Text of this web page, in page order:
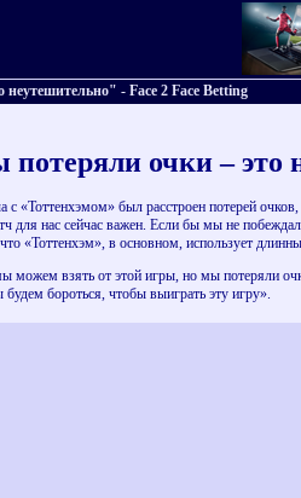
- Face 2 Face Betting
очки – это
с «Тоттенхэмом» был расстроен потерей
для нас сейчас важен. Если бы мы не
«Тоттенхэм», в основном, использует
можем взять от этой игры, но мы потеряли
бороться, чтобы выиграть эту игру».